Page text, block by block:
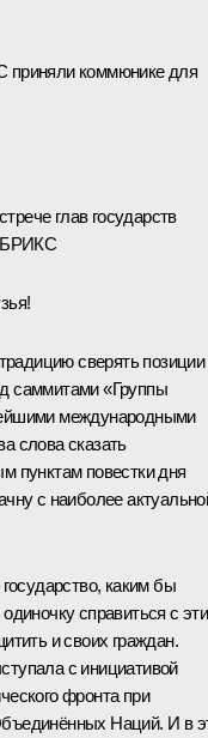
приняли коммюникедля
глав государств
БРИКС
сверять позиции
саммитами «Группы
международными
слова сказать
пунктам повестки дня
с наиболее
каким бы
справиться с
и своих граждан.
с инициативой
фронта при
Наций. И в